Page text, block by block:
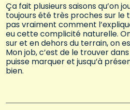
Ça fait plusieurs saisons qu’on
toujours été très proches sur le
pas vraiment comment
eu cette complicité naturelle.
sur et en dehors du terrain, on
Mon job, c’est de le trouver
puisse marquer et jusqu’à
bien.